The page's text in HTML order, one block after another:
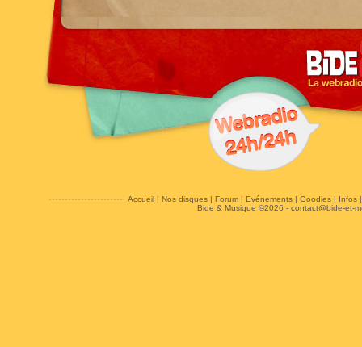
Accueil| Nos disques| Forum| Evénements| Goodies| Infos
Bide & Musique ©2026 - contact@bide-et-